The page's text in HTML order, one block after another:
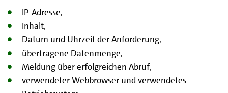
IP-Adresse,
Inhalt,
Datum und Uhrzeit der Anforderung,
übertragene Datenmenge,
Meldung über erfolgreichen Abruf,
verwendeter Webbrowser und verwendetes